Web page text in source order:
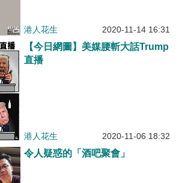
港人花生 2020-11-14 16:31
【今日網圖】美媒腰斬大話Trump
直播
港人花生 2020-11-06 18:32
令人疑惑的「酒吧聚會」